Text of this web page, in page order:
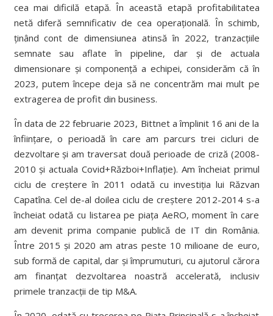
cea mai dificilă etapă. În această etapă profitabilitatea
netă diferă semnificativ de cea operațională. În schimb,
ținând cont de dimensiunea atinsă în 2022, tranzacțiile
semnate sau aflate în pipeline, dar și de actuala
dimensionare și componență a echipei, considerăm că în
2023, putem începe deja să ne concentrăm mai mult pe
extragerea de profit din business.
În data de 22 februarie 2023, Bittnet a împlinit 16 ani de la
înființare, o perioadă în care am parcurs trei cicluri de
dezvoltare și am traversat două perioade de criză (2008-
2010 și actuala Covid+Război+Inflație). Am încheiat primul
ciclu de creștere în 2011 odată cu investiția lui Răzvan
Capatîna. Cel de-al doilea ciclu de creștere 2012-2014 s-a
încheiat odată cu listarea pe piața AeRO, moment în care
am devenit prima companie publică de IT din România.
Între 2015 și 2020 am atras peste 10 milioane de euro,
sub formă de capital, dar și împrumuturi, cu ajutorul cărora
am finanțat dezvoltarea noastră accelerată, inclusiv
primele tranzacții de tip M&A.